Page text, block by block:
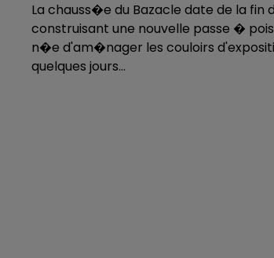
La chauss�e du Bazacle date de la
construisant une nouvelle passe �
n�e d'am�nager les couloirs
quelques jours...